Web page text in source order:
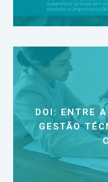
DOI: ENTRE
GESTÃO